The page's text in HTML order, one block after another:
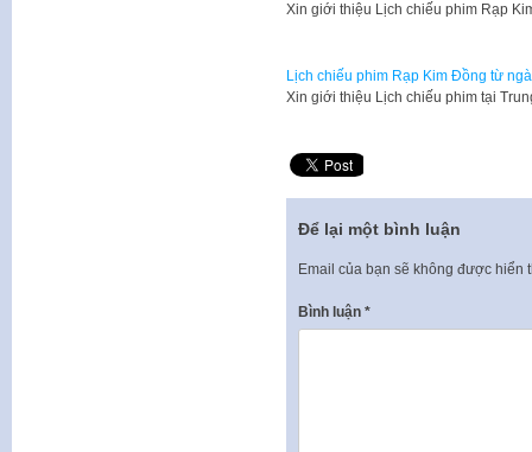
Xin giới thiệu Lịch chiếu phim Rạp
Lịch chiếu phim Rạp Kim Đồng từ
Xin giới thiệu Lịch chiếu phim tại
Để lại một bình luận
Email của bạn sẽ không được hiển
Bình luận *